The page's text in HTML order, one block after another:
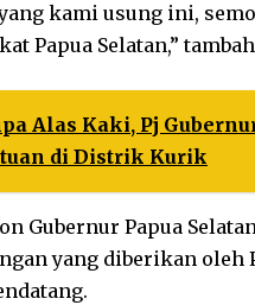
kami usung ini,
Papua Selatan,”
Alas Kaki, Pj
di Distrik Kurik
Gubernur Papua
yang diberikan oleh